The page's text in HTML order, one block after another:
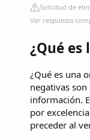
Solicitud de
Ver respuesta
¿Qué
¿Qué es una
negativas
información.
por
preceder al